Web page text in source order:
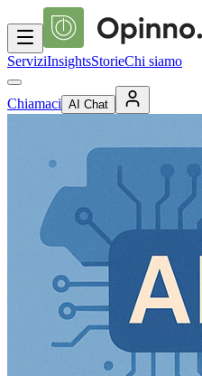
ServiziInsightsStorieChi siamo
Chiamaci AI Chat